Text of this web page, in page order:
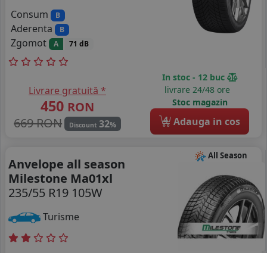
Consum
B
Aderenta B
Zgomot A 71 dB
Livrare gratuită *
450 RON
669 RON
Discount 32%
In stoc - 12 buc
livrare 24/48 ore
Stoc magazin
4 Adauga in cos
All Season
Anvelope all season
Milestone Ma01xl
235/55 R19 105W
Turisme